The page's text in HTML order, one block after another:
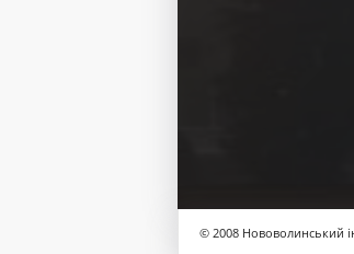
© 2008 Нововолинський